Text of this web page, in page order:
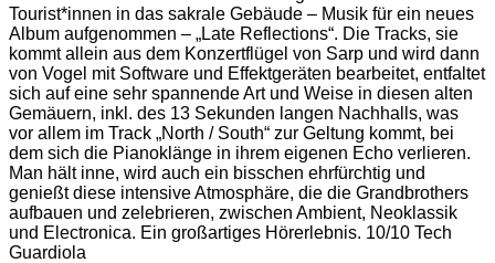
Tourist*innen in das sakrale Gebäude – Musik für ein neues
Album aufgenommen – „Late Reflections“. Die Tracks, sie
kommt allein aus dem Konzertflügel von Sarp und wird dann
von Vogel mit Software und Effektgeräten bearbeitet, entfaltet
sich auf eine sehr spannende Art und Weise in diesen alten
Gemäuern, inkl. des 13 Sekunden langen Nachhalls, was
vor allem im Track „North / South“ zur Geltung kommt, bei
dem sich die Pianoklänge in ihrem eigenen Echo verlieren.
Man hält inne, wird auch ein bisschen ehrfürchtig und
genießt diese intensive Atmosphäre, die die Grandbrothers
aufbauen und zelebrieren, zwischen Ambient, Neoklassik
und Electronica. Ein großartiges Hörerlebnis. 10/10 Tech
Guardiola